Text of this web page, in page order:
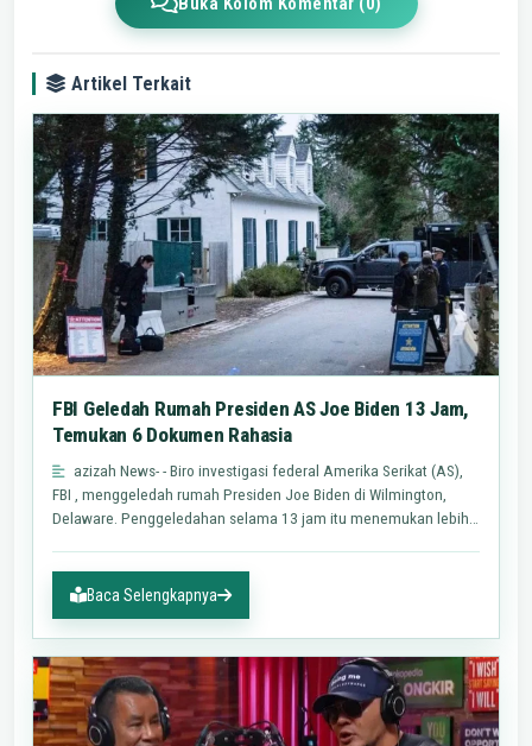
Artikel Terkait
FBI Geledah Rumah Presiden AS Joe Biden 13 Jam,
Temukan 6 Dokumen Rahasia
azizah News- - Biro investigasi federal Amerika Serikat (AS),
FBI , menggeledah rumah Presiden Joe Biden di Wilmington,
Delaware. Penggeledahan selama 13 jam itu menemukan lebih…
Baca Selengkapnya